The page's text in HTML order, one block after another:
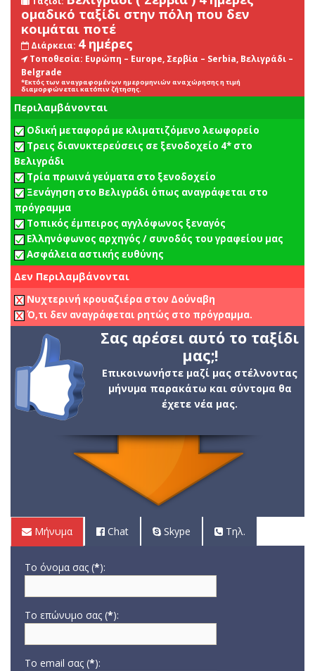
ομαδικό ταξίδι στην πόλη που δεν
κοιμάται ποτέ
Διάρκεια: 4 ημέρες
Τοποθεσία: Ευρώπη – Europe, Σερβία – Serbia, Βελιγράδι –
Belgrade
*Εκτός των αναγραφομένων ημερομηνιών αναχώρησης η τιμή
διαμορφώνεται κατόπιν ζήτησης.
Περιλαμβάνονται
Οδική μεταφορά με κλιματιζόμενο λεωφορείο
Τρεις διανυκτερεύσεις σε ξενοδοχείο 4* στο
Βελιγράδι
Τρία πρωινά γεύματα στο ξενοδοχείο
Ξενάγηση στο Βελιγράδι όπως αναγράφεται στο
πρόγραμμα
Τοπικός έμπειρος αγγλόφωνος ξεναγός
Ελληνόφωνος αρχηγός / συνοδός του γραφείου μας
Ασφάλεια αστικής ευθύνης
Δεν Περιλαμβάνονται
Νυχτερινή κρουαζιέρα στον Δούναβη
Ό,τι δεν αναγράφεται ρητώς στο πρόγραμμα.
Σας αρέσει αυτό το ταξίδι
μας;!
Επικοινωνήστε μαζί μας στέλνοντας
μήνυμα παρακάτω και σύντομα θα
έχετε νέα μας.
Μήνυμα Chat Skype Τηλ.
Το όνομα σας (*):
Το επώνυμο σας (*):
Το email σας (*):